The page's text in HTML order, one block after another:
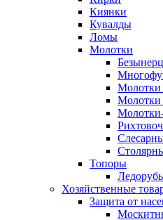
Киянки
Кувалды
Ломы
Молотки
Молотки
Молотки
Топоры
Хозяйственные
Защита от